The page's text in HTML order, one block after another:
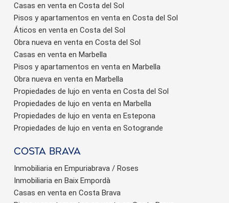
Casas en venta en Costa del Sol
Pisos y apartamentos en venta en Costa del Sol
Áticos en venta en Costa del Sol
Obra nueva en venta en Costa del Sol
Casas en venta en Marbella
Pisos y apartamentos en venta en Marbella
Obra nueva en venta en Marbella
Propiedades de lujo en venta en Costa del Sol
Propiedades de lujo en venta en Marbella
Propiedades de lujo en venta en Estepona
Propiedades de lujo en venta en Sotogrande
Costa brava
Inmobiliaria en Empuriabrava / Roses
Inmobiliaria en Baix Empordà
Casas en venta en Costa Brava